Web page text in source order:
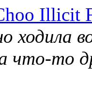
Illicit
ходила
что-то